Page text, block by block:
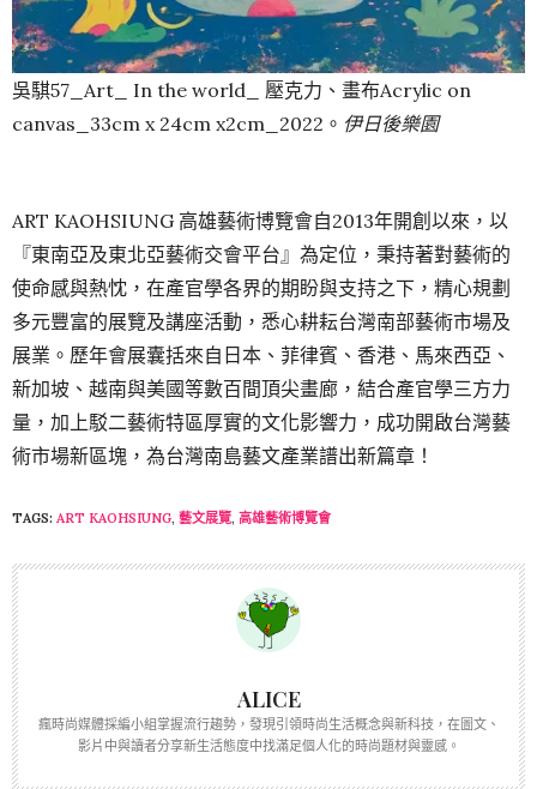
吳騏57_Art_ In the world_ 壓克力、畫布Acrylic on
canvas_33cm x 24cm x2cm_2022。 伊日後樂園
ART KAOHSIUNG 高雄藝術博覽會自2013年開創以來，以
『東南亞及東北亞藝術交會平台』為定位，秉持著對藝術的
使命感與熱忱，在產官學各界的期盼與支持之下，精心規劃
多元豐富的展覽及講座活動，悉心耕耘台灣南部藝術市場及
展業。歷年會展囊括來自日本、菲律賓、香港、馬來西亞、
新加坡、越南與美國等數百間頂尖畫廊，結合產官學三方力
量，加上駁二藝術特區厚實的文化影響力，成功開啟台灣藝
術市場新區塊，為台灣南島藝文產業譜出新篇章！
TAGS: ART KAOHSIUNG, 藝文展覽, 高雄藝術博覽會
ALICE
瘋時尚媒體採編小組掌握流行趨勢，發現引領時尚生活概念與新科技，在圖文、
影片中與讀者分享新生活態度中找滿足個人化的時尚題材與靈感。